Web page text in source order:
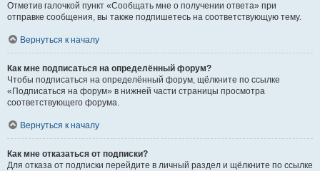
Отметив галочкой пункт «Сообщать мне о получении ответа» при
отправке сообщения, вы также подпишетесь на соответствующую тему.
Вернуться к началу
Как мне подписаться на определённый форум?
Чтобы подписаться на определённый форум, щёлкните по ссылке
«Подписаться на форум» в нижней части страницы просмотра
соответствующего форума.
Вернуться к началу
Как мне отказаться от подписки?
Для отказа от подписки перейдите в личный раздел и щёлкните по ссылке